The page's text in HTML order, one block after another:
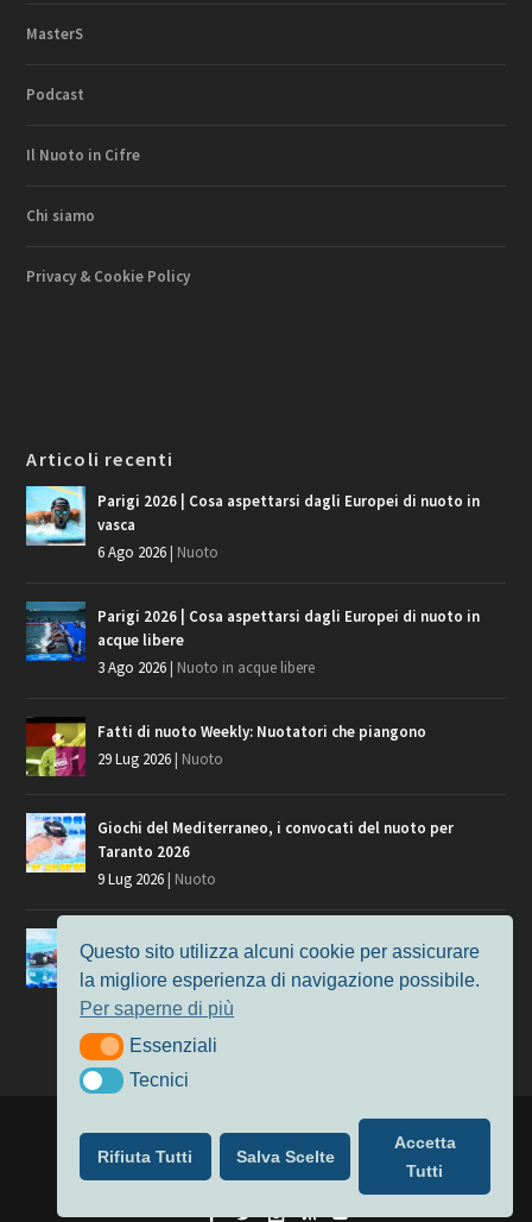
MasterS
Podcast
Il Nuoto in Cifre
Chi siamo
Privacy & Cookie Policy
Articoli recenti
Parigi 2026 | Cosa aspettarsi dagli Europei di nuoto in
vasca
6 Ago 2026 Nuoto
Parigi 2026 | Cosa aspettarsi dagli Europei di nuoto in
acque libere
3 Ago 2026 Nuoto in acque libere
Fatti di nuoto Weekly: Nuotatori che piangono
29 Lug 2026 Nuoto
Giochi del Mediterraneo, i convocati del nuoto per
Taranto 2026
9 Lug 2026 Nuoto
Europei di Nuoto Parigi 2026: fra veterani e giovani, chi
manca?
7 Lug 2026
Nuoto
| Alimentato da
Nuoto
MasterS Podcast Il Nuoto in Cifre
Privacy & Cookie Policy
Questo sito utilizza alcuni cookie per assicurare
la migliore esperienza di navigazione possibile.
Per saperne di più
EssenzialiEssenziali
TecniciTecnici
Rifiuta Tutti Salva Scelte
Accetta
Tutti